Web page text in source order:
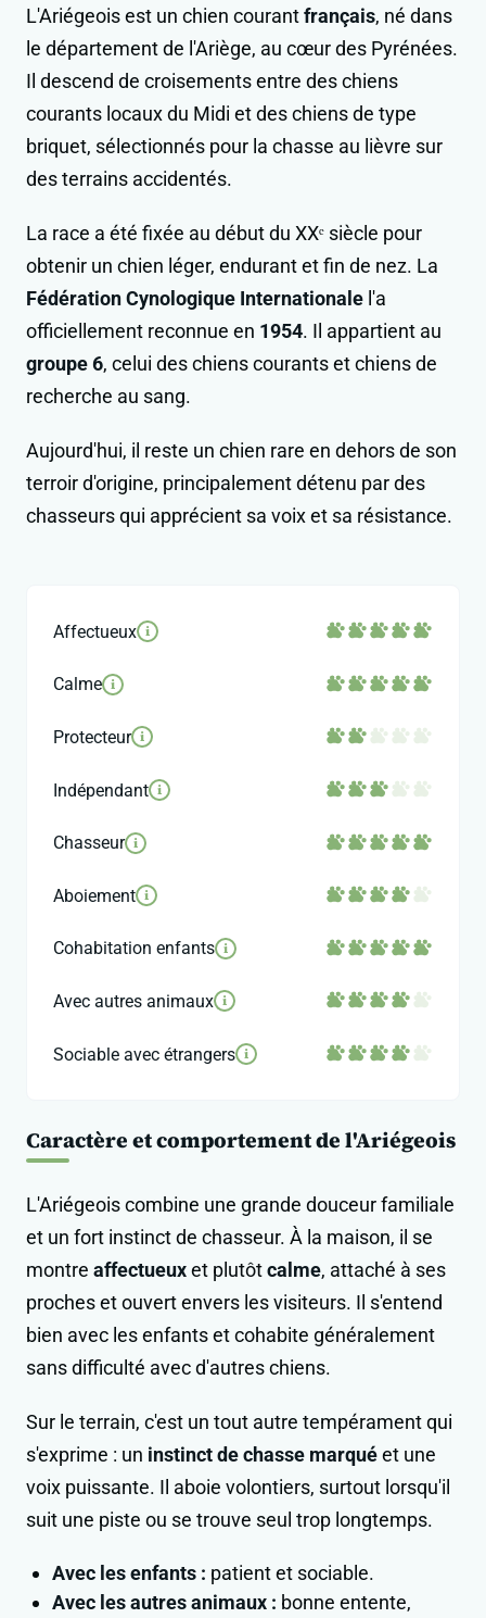
L'Ariégeois est un chien courantfrançais, né dans
le département de l'Ariège, au cœur des Pyrénées.
Il descend de croisements entre des chiens
courants locaux du Midi et des chiens de type
briquet, sélectionnés pour la chasse au lièvre sur
des terrains accidentés.
La race a été fixée au début du XXᵉ siècle pour
obtenir un chien léger, endurant et fin de nez. La
Fédération Cynologique Internationale l'a
officiellement reconnue en 1954. Il appartient au
groupe 6, celui des chiens courants et chiens de
recherche au sang.
Aujourd'hui, il reste un chien rare en dehors de son
terroir d'origine, principalement détenu par des
chasseurs qui apprécient sa voix et sa résistance.
Affectueux i
Calme i
Protecteur i
Indépendant i
Chasseur i
Aboiement i
Cohabitation enfants i
Avec autres animaux i
Sociable avec étrangers i
Caractère et comportement de l'Ariégeois
L'Ariégeois combine une grande douceur familiale
et un fort instinct de chasseur. À la maison, il se
montre affectueuxet plutôtcalme, attaché à ses
proches et ouvert envers les visiteurs. Il s'entend
bien avec les enfants et cohabite généralement
sans difficulté avec d'autres chiens.
Sur le terrain, c'est un tout autre tempérament qui
s'exprime : un instinct de chasse marquéet une
voix puissante. Il aboie volontiers, surtout lorsqu'il
suit une piste ou se trouve seul trop longtemps.
Avec les enfants : patient et sociable.
Avec les autres animaux : bonne entente,